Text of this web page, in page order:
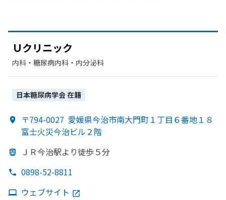
Ｕクリニック
内科・​糖尿病内科・​内分泌科
日本糖尿病学会在籍
〒794-0027 愛媛県今治市南大門町１丁目６番地１８
富士火災今治ビル２階
ＪＲ今治駅より徒歩５分
0898-52-8811
ウェブサイト